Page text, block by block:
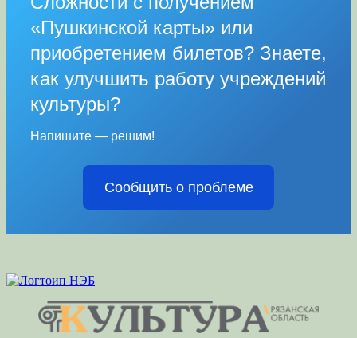
«Пушкинской карты» или
приобретением билетов? Знаете,
как улучшить работу учреждений
культуры?
Напишите — решим!
Сообщить о проблеме